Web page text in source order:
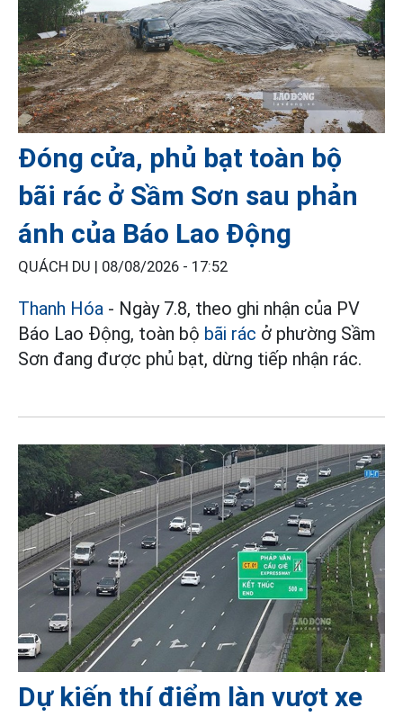
Đóng cửa, phủ bạt toàn bộ
bãi rác ở Sầm Sơn sau phản
ánh của Báo Lao Động
QUÁCH DU | 08/08/2026 - 17:52
Thanh Hóa - Ngày 7.8, theo ghi nhận của PV
Báo Lao Động, toàn bộ bãi rác ở phường Sầm
Sơn đang được phủ bạt, dừng tiếp nhận rác.
Dự kiến thí điểm làn vượt xe